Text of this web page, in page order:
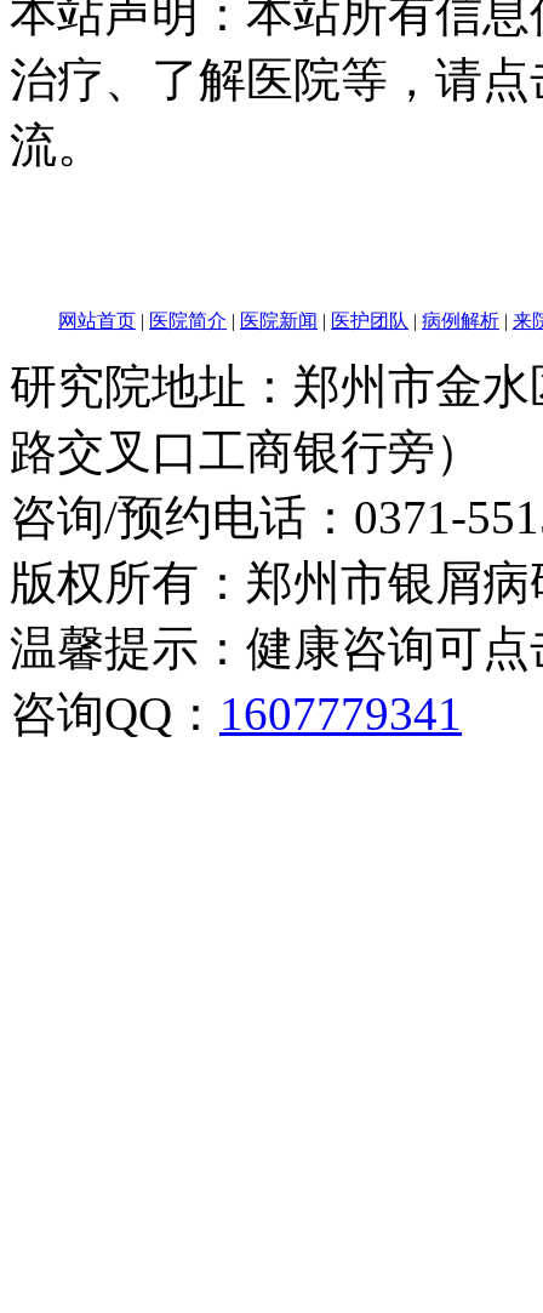
本站声明：本站所有信
治疗、了解医院等，请
流。
网站首页 | 医院简介 | 医院新闻 | 医护团队 | 病例解析 | 来
研究院地址：郑州市金
路交叉口工商银行旁）
咨询/预约电话： 0371-
版权所有：郑州市银屑
温馨提示：健康咨询可
咨询QQ： 1607779341